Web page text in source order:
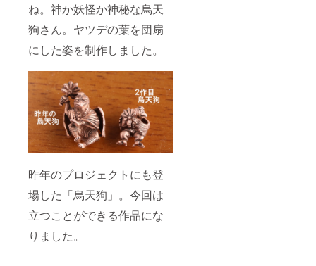
ね。神か妖怪か神秘な烏天
狗さん。ヤツデの葉を団扇
にした姿を制作しました。
昨年のプロジェクトにも登
場した「烏天狗」。今回は
立つことができる作品にな
りました。